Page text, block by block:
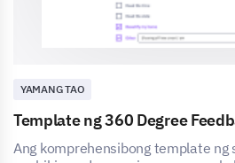
YAMANG TAO
Template ng 360 Degree
Ang komprehensibong template ng